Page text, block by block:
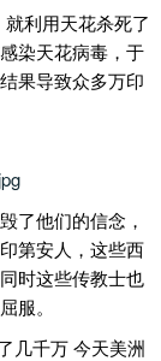
利用天花杀死了
染天花病毒，于
果导致众多万印
了他们的信念，
第安人，这些西
时这些传教士也
服。
几千万 今天美洲